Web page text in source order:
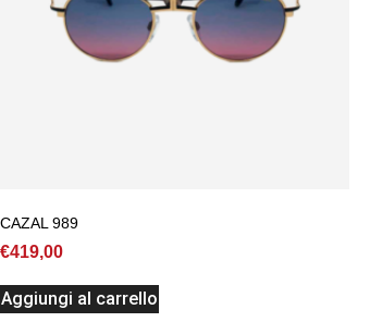
CAZAL 989
€419,00
Aggiungi al carrello